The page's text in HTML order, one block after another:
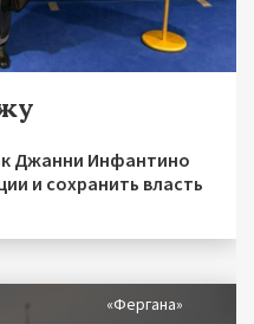
Джанни Инфантино
и сохранить власть
«Фергана»